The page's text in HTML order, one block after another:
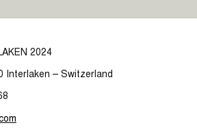
2024
Interlaken – Switzerland